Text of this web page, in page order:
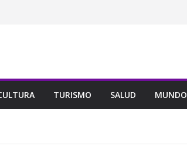
TURISMO SALUD MUNDO